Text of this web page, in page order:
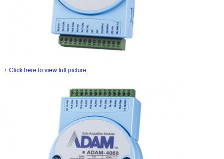
+ Click here to view full picture